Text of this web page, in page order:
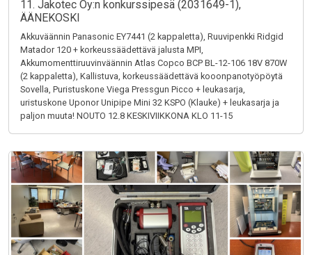
11. Jakotec Oy:n konkurssipesä (2031649-1),
ÄÄNEKOSKI
Akkuväännin Panasonic EY7441 (2 kappaletta), Ruuvipenkki Ridgid
Matador 120 + korkeussäädettävä jalusta MPI,
Akkumomenttiruuvinväännin Atlas Copco BCP BL-12-106 18V 870W
(2 kappaletta), Kallistuva, korkeussäädettävä kooonpanotyöpöytä
Sovella, Puristuskone Viega Pressgun Picco + leukasarja,
uristuskone Uponor Unipipe Mini 32 KSPO (Klauke) + leukasarja ja
paljon muuta! NOUTO 12.8 KESKIVIIKKONA KLO 11-15